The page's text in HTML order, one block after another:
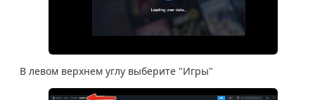
В левом верхнем углу выберите "Игры"